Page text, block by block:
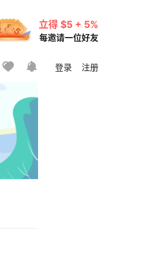
立得 $5 + 5%
每邀请一位好友
登录 注册